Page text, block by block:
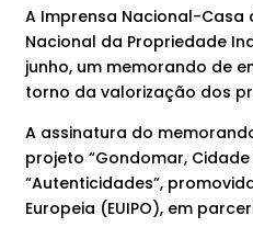
A Imprensa Nacional-Casa
Nacional da Propriedade
junho, um memorando de
torno da valorização dos
A assinatura do
projeto “Gondomar,
“Autenticidades”,
Europeia (EUIPO), em